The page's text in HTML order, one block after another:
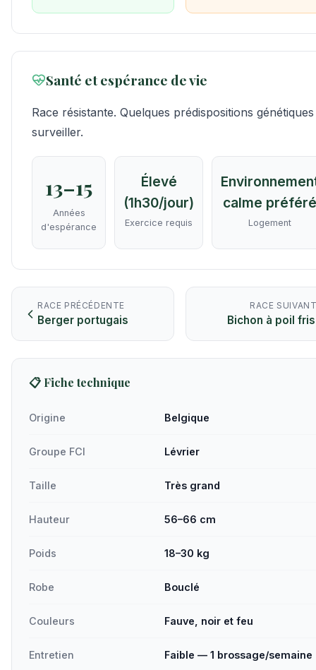
Santé et espérance de vie
Race résistante. Quelques prédispositions
surveiller.
13–15
Années
d'espérance
Élevé
(1h30/jour)
Exercice requis
calme préféré
Logement
RACE PRÉCÉDENTE
Berger portugais
RACE
Bichon à poil
📋 Fiche technique
Origine Belgique
Groupe FCI Lévrier
Taille Très grand
Hauteur 56–66 cm
Poids 18–30 kg
Robe Bouclé
Couleurs Fauve, noir et feu
Entretien Faible — 1 brossage/semaine